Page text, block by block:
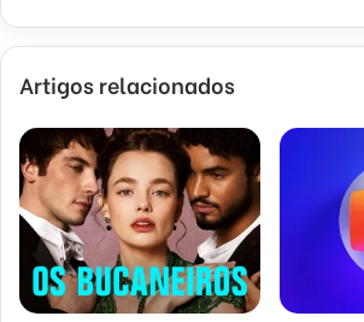
Artigos relacionados